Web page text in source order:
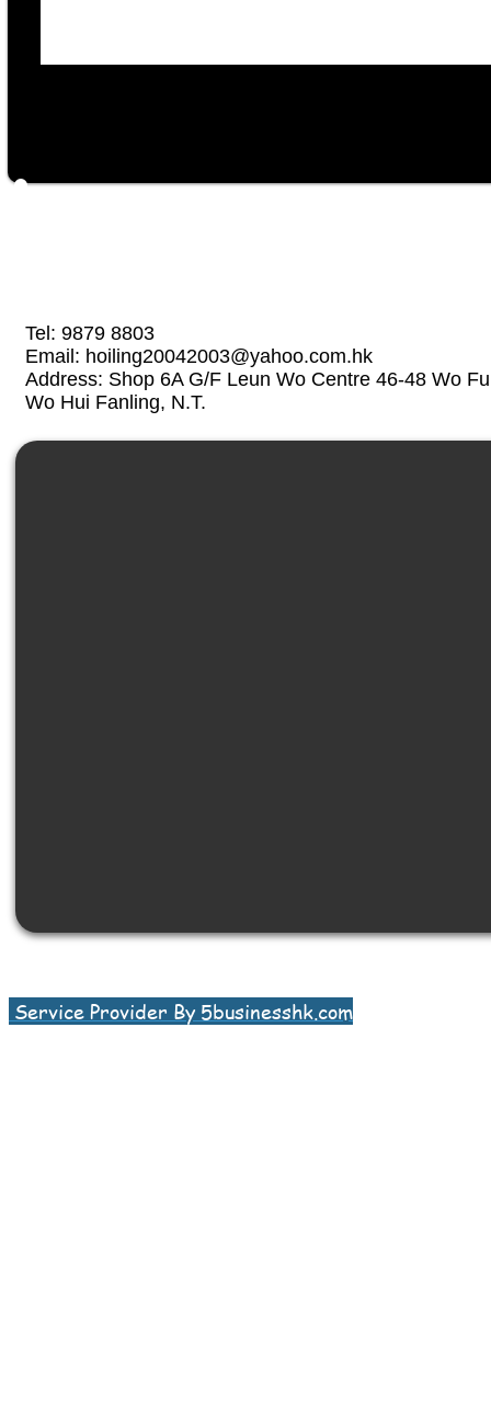
Tel: 9879 8803
Email: hoiling20042003@yahoo.com.hk
Address: Shop 6A G/F Leun Wo Centre 46-48 Wo
Wo Hui Fanling, N.T.
Service Provider By 5businesshk.com